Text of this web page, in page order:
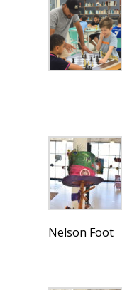
Nelson Foot